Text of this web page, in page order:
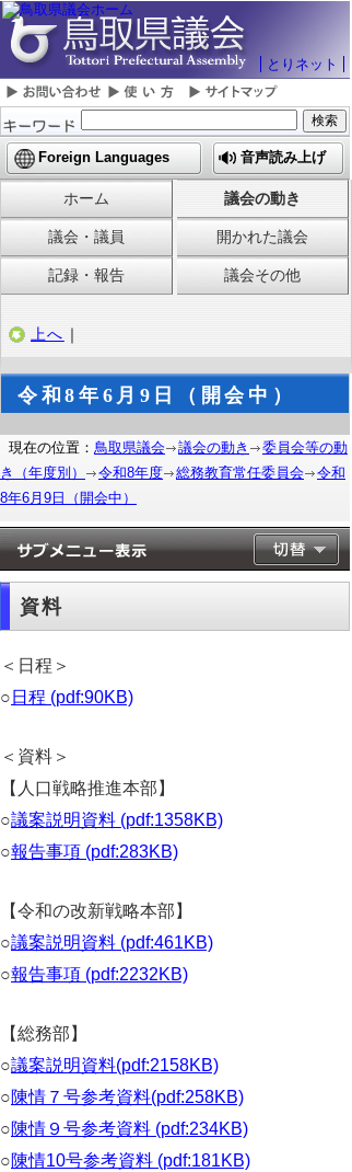
とりネット
Foreign Languages 音声読み上げ
ホーム 議会の動き
議会・議員 開かれた議会
記録・報告 議会その他
上へ ｜
令和8年6月9日（開会中）
現在の位置： 鳥取県議会 議会の動き
委員会等の動
き（年度別）
令和8年度 総務教育常任委員会
令和
8年6月9日（開会中）
資料
＜日程＞
○ 日程 (pdf:90KB)
＜資料＞
【人口戦略推進本部】
○議案説明資料 (pdf:1358KB)
○報告事項 (pdf:283KB)
【令和の改新戦略本部】
○議案説明資料 (pdf:461KB)
○報告事項 (pdf:2232KB)
【総務部】
○議案説明資料(pdf:2158KB)
○陳情７号参考資料(pdf:258KB)
○陳情９号参考資料 (pdf:234KB)
○陳情10号参考資料 (pdf:181KB)